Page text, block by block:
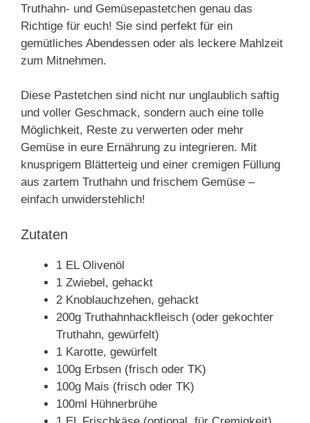
Truthahn- und Gemüsepastetchen genau das
Richtige für euch! Sie sind perfekt für ein
gemütliches Abendessen oder als leckere Mahlzeit
zum Mitnehmen.
Diese Pastetchen sind nicht nur unglaublich saftig
und voller Geschmack, sondern auch eine tolle
Möglichkeit, Reste zu verwerten oder mehr
Gemüse in eure Ernährung zu integrieren. Mit
knusprigem Blätterteig und einer cremigen Füllung
aus zartem Truthahn und frischem Gemüse –
einfach unwiderstehlich!
Zutaten
1 EL Olivenöl
1 Zwiebel, gehackt
2 Knoblauchzehen, gehackt
200g Truthahnhackfleisch (oder gekochter
Truthahn, gewürfelt)
1 Karotte, gewürfelt
100g Erbsen (frisch oder TK)
100g Mais (frisch oder TK)
100ml Hühnerbrühe